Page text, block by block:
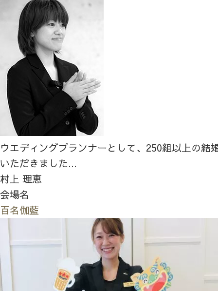
ウエディングプランナーとして、250組以上の結
いただきました...
村上 理恵
会場名
百名伽藍